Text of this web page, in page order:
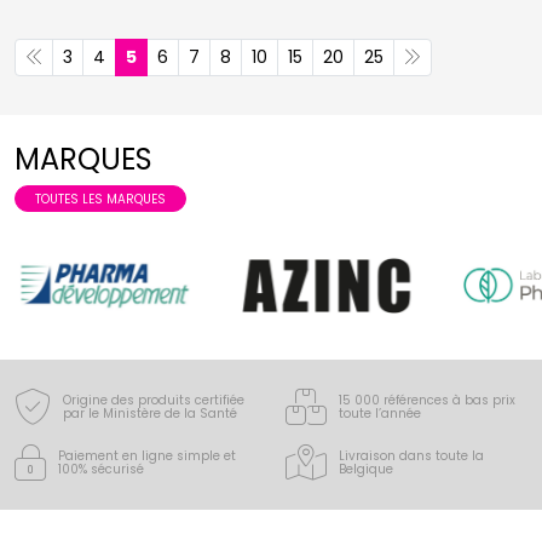
3 4 5 6 7 8 10 15 20 25
MARQUES
TOUTES LES MARQUES
Origine des produits certifiée
par le Ministère de la Santé
15 000 références à bas prix
toute l’année
Paiement en ligne simple et
100% sécurisé
Livraison dans toute la
Belgique